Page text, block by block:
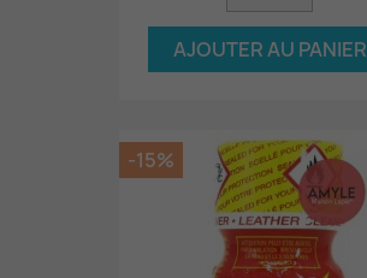
AJOUTER AU PANIER
-15%